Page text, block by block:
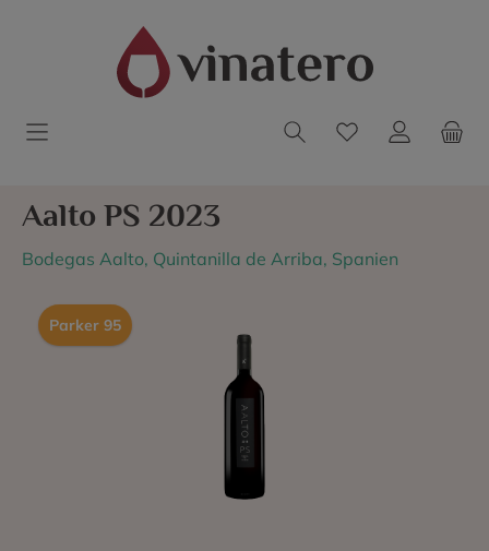
Aalto PS 2023
Bodegas Aalto, Quintanilla de Arriba, Spanien
Parker 95